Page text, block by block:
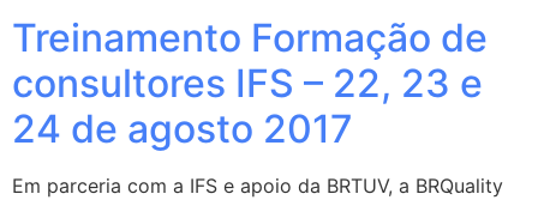
Treinamento Formação de
consultores IFS – 22, 23 e
24 de agosto 2017
Em parceria com a IFS e apoio da BRTUV, a BRQuality